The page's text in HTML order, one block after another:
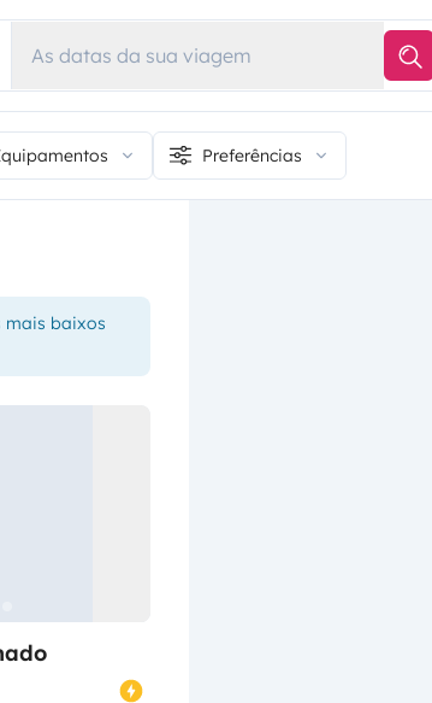
As datas da sua viagem
Preferências
mais baixos